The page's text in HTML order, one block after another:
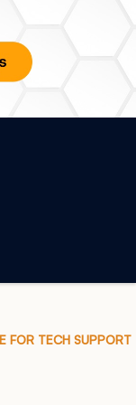
FOR TECH SUPPORT